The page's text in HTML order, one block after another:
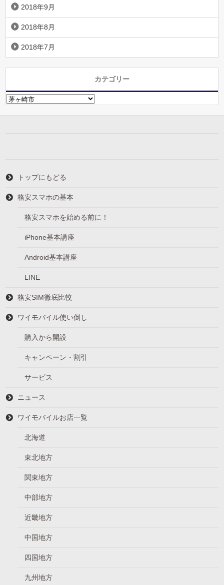
2018年9月
2018年8月
2018年7月
カテゴリー
カ
トップにもどる
格安スマホの基本
格安スマホを始める前に！
iPhone基本講座
Android基本講座
LINE
格安SIM徹底比較
ワイモバイル使い倒し
購入から開設
キャンペーン・割引
サービス
ニュース
ワイモバイルお店一覧
北海道
東北地方
関東地方
中部地方
近畿地方
中国地方
四国地方
九州地方